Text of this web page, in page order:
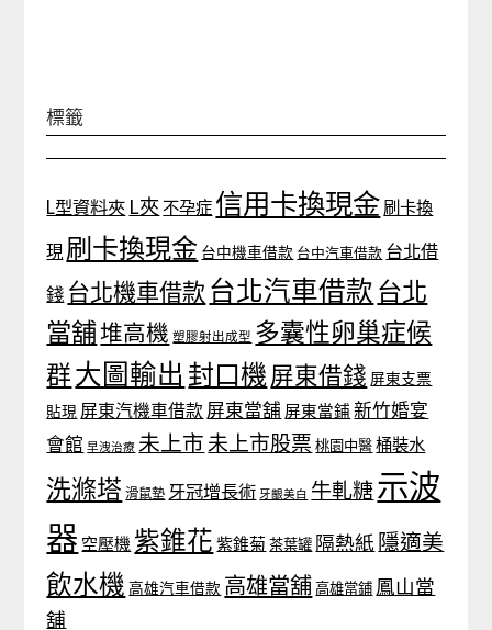
標籤
L型資料夾 L夾 不孕症 信用卡換現金 刷卡換
現 刷卡換現金 台中機車借款 台中汽車借款 台北借
錢 台北機車借款 台北汽車借款 台北
當舖堆高機 塑膠射出成型 多囊性卵巢症候
群大圖輸出 封口機 屏東借錢 屏東支票
貼現 屏東汽機車借款 屏東當舖 屏東當鋪 新竹婚宴
會館 早洩治療 未上市 未上市股票 桃園中醫 桶裝水
洗滌塔 滑鼠墊 牙冠增長術 牙齦美白 牛軋糖示波
器 空壓機 紫錐花 紫錐菊 茶葉罐 隔熱紙 隱適美
飲水機 高雄汽車借款 高雄當舖 高雄當鋪 鳳山當
舖